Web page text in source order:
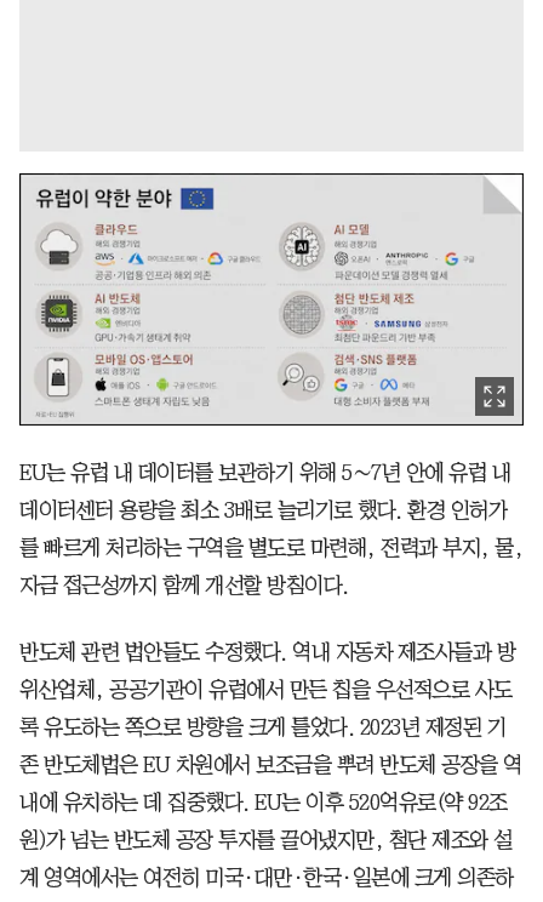
EU는 유럽 내 데이터를 보관하기 위해 5∼7년 안에 유럽 내
데이터센터 용량을 최소 3배로 늘리기로 했다. 환경 인허가
를 빠르게 처리하는 구역을 별도로 마련해, 전력과 부지, 물,
자금 접근성까지 함께 개선할 방침이다.
반도체 관련 법안들도 수정했다. 역내 자동차 제조사들과 방
위산업체, 공공기관이 유럽에서 만든 칩을 우선적으로 사도
록 유도하는 쪽으로 방향을 크게 틀었다. 2023년 제정된 기
존 반도체법은 EU 차원에서 보조금을 뿌려 반도체 공장을 역
내에 유치하는 데 집중했다. EU는 이후 520억유로(약 92조
원)가 넘는 반도체 공장 투자를 끌어냈지만, 첨단 제조와 설
계 영역에서는 여전히 미국·대만·한국·일본에 크게 의존하